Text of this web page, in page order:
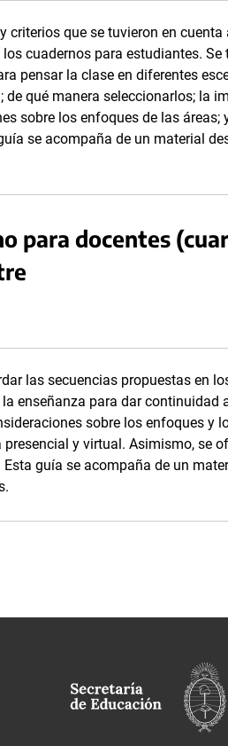
criterios que se tuvieron en cuenta
cuadernos para estudiantes.
pensar la clase en diferentes
qué manera seleccionarlos; la
sobre los enfoques de las áreas;
se acompaña de un material
para docentes
las secuencias propuestas en
enseñanza para dar continuidad
sobre los enfoques y
y virtual. Asimismo, se
guía se acompaña de un